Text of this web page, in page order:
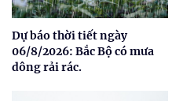
Dự báo thời tiết ngày
06/8/2026: Bắc Bộ có mưa
dông rải rác.